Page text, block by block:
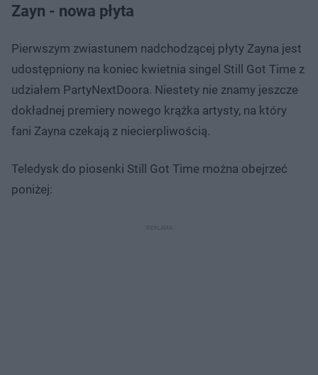
Zayn - nowa płyta
Pierwszym zwiastunem nadchodzącej płyty Zayna jest
udostępniony na koniec kwietnia singel Still Got Time z
udziałem PartyNextDoora. Niestety nie znamy jeszcze
dokładnej premiery nowego krążka artysty, na który
fani Zayna czekają z niecierpliwością.
Teledysk do piosenki Still Got Time można obejrzeć
poniżej: